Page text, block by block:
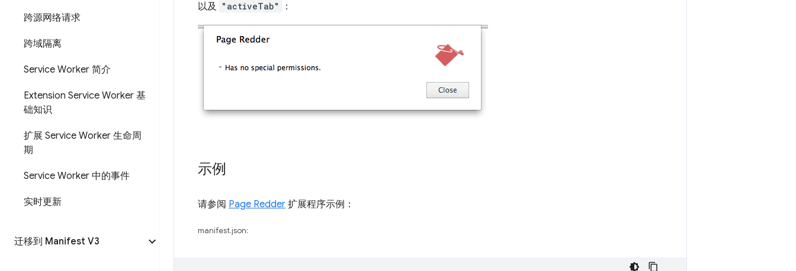
跨源网络请求
跨域隔离
Service Worker 简介
Extension Service Worker 基
础知识
扩展 Service Worker 生命周
期
Service Worker 中的事件
实时更新
迁移到 Manifest V3
以及 "activeTab" ：
示例
请参阅 Page Redder 扩展程序示例：
manifest.json: